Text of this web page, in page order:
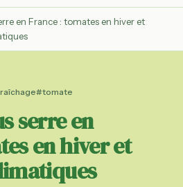
en France : tomates en hiver et
#tomate
serre en
en hiver et